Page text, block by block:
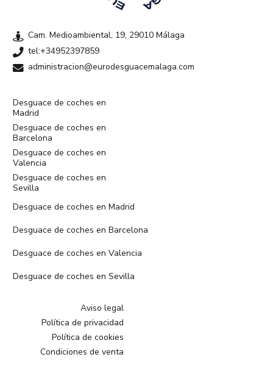
Cam. Medioambiental, 19, 29010 Málaga
tel:+34952397859
administracion@eurodesguacemalaga.com
Desguace de coches en
Madrid
Desguace de coches en
Barcelona
Desguace de coches en
Valencia
Desguace de coches en
Sevilla
Desguace de coches en Madrid
Desguace de coches en Barcelona
Desguace de coches en Valencia
Desguace de coches en Sevilla
Aviso legal
Política de privacidad
Política de cookies
Condiciones de venta